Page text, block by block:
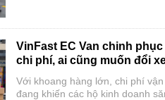
VinFast EC Van chinh
chi phí, ai cũng muốn đổi
Với khoang hàng lớn, chi phí
đang khiến các hộ kinh doanh